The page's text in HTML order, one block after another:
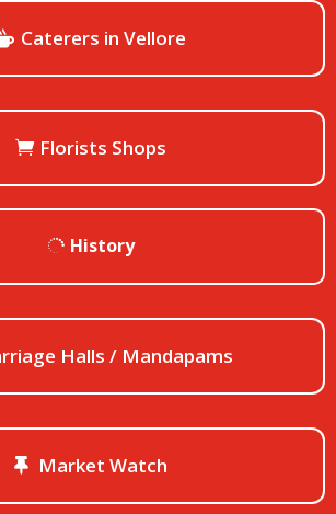
Caterers in Vellore
Florists Shops
History
Halls / Mandapams
Market Watch